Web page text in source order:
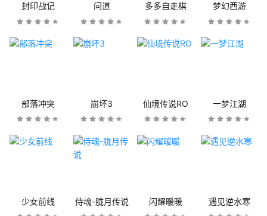
封印战记 问道 多多自走棋 梦幻西游
部落冲突 崩坏3 仙境传说RO 一梦江湖
少女前线 侍魂-胧月传说 闪耀暖暖 遇见逆水寒